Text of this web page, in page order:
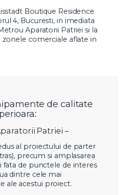
Boutique Residence
4, Bucuresti, in imediata
Aparatorii Patriei si la
zonele comerciale aflate in
de calitate
Patriei –
al proiectului de parter
precum si amplasarea
fata de punctele de interes
dintre cele mai
ale acestui proiect.